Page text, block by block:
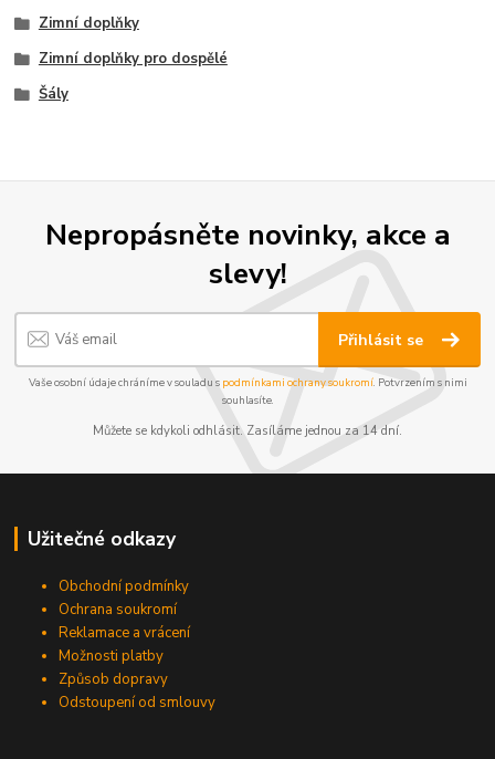
Zimní doplňky
Zimní doplňky pro dospělé
Šály
Nepropásněte novinky, akce a
slevy!
Přihlásit se
Vaše osobní údaje chráníme v souladu s podmínkami ochrany soukromí. Potvrzením s nimi
souhlasíte.
Můžete se kdykoli odhlásit. Zasíláme jednou za 14 dní.
Užitečné odkazy
Obchodní podmínky
Ochrana soukromí
Reklamace a vrácení
Možnosti platby
Způsob dopravy
Odstoupení od smlouvy